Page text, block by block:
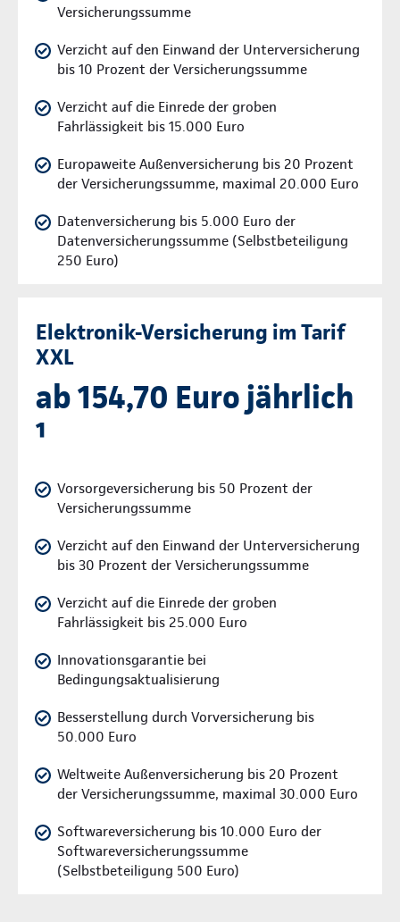
Versicherungssumme
Verzicht auf den Einwand der Unterversicherung
bis 10 Prozent der Versicherungssumme
Verzicht auf die Einrede der groben
Fahrlässigkeit bis 15.000 Euro
Europaweite Außenversicherung bis 20 Prozent
der Versicherungssumme, maximal 20.000 Euro
Datenversicherung bis 5.000 Euro der
Datenversicherungssumme (Selbstbeteiligung
250 Euro)
Elektronik-Versicherung im Tarif
XXL
ab 154,70 Euro jährlich
¹
Vorsorgeversicherung bis 50 Prozent der
Versicherungssumme
Verzicht auf den Einwand der Unterversicherung
bis 30 Prozent der Versicherungssumme
Verzicht auf die Einrede der groben
Fahrlässigkeit bis 25.000 Euro
Innovationsgarantie bei
Bedingungsaktualisierung
Besserstellung durch Vorversicherung bis
50.000 Euro
Weltweite Außenversicherung bis 20 Prozent
der Versicherungssumme, maximal 30.000 Euro
Softwareversicherung bis 10.000 Euro der
Softwareversicherungssumme
(Selbstbeteiligung 500 Euro)